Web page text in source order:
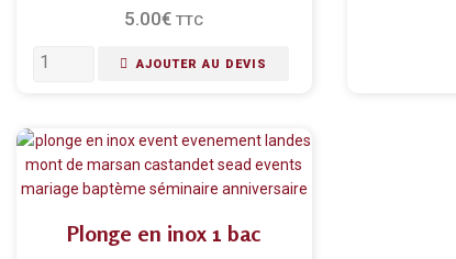
5.00€ TTC
AJOUTER AU DEVIS
Plonge en inox 1 bac